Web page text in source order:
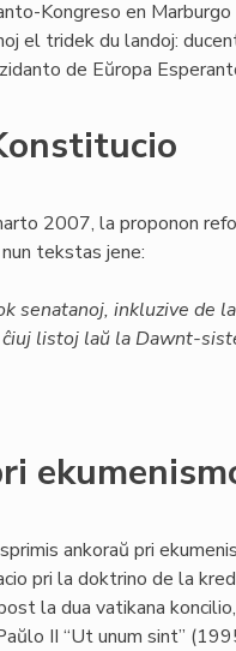
Kongreso en Marburgo
el tridek du landoj:
de Eŭropa
2007, la proponon
tekstas jene:
senatanoj, inkluzive de
listoj laŭ la Dawnt-
ankoraŭ pri
pri la doktrino de la
la dua vatikana
II “Ut unum sint”